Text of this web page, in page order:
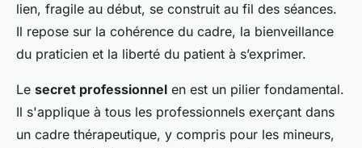
lien, fragile au début, se construit au fil des séances.
Il repose sur la cohérence du cadre, la bienveillance
du praticien et la liberté du patient à s’exprimer.
Le secret professionnel en est un pilier fondamental.
Il s'applique à tous les professionnels exerçant dans
un cadre thérapeutique, y compris pour les mineurs,